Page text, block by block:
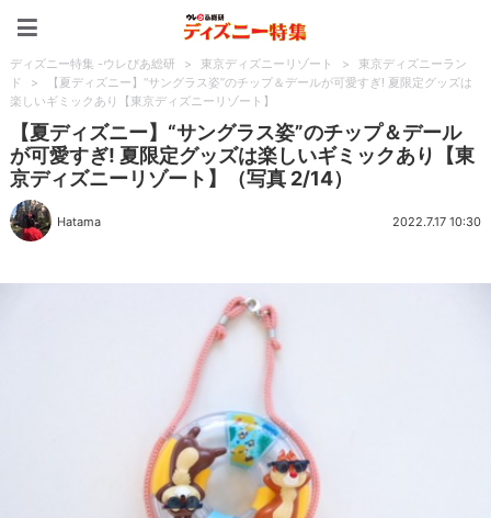
ディズニー特集 -ウレぴあ総研 > 東京ディズニーリゾート >
東京ディズニーラン
ド
>
【夏ディズニー】“サングラス姿”のチップ＆デールが可愛すぎ! 夏限定グッズは
楽しいギミックあり【東京ディズニーリゾート】
【夏ディズニー】“サングラス姿”のチップ＆デール
が可愛すぎ! 夏限定グッズは楽しいギミックあり【東
京ディズニーリゾート】（写真 2/14）
Hatama 2022.7.17 10:30